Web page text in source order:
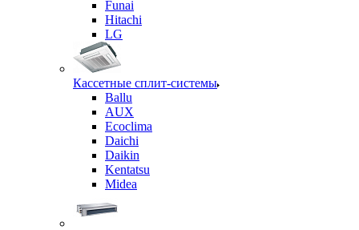
Funai
Hitachi
LG
Кассетные сплит-системы
Ballu
AUX
Ecoclima
Daichi
Daikin
Kentatsu
Midea